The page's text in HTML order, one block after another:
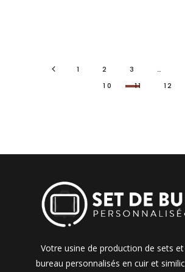
1 2 3 …
10
11 12
Votre usine de production de sets
bureau personnalisés en cuir et